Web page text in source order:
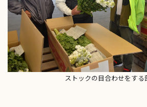
ストックの目合わせをする